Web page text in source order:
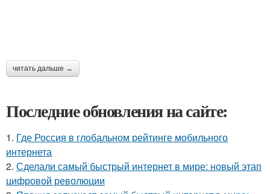
читать дальше →
Последние обновления на сайте:
1. Где Россия в глобальном рейтинге мобильного
интернета
2. Сделали самый быстрый интернет в мире: новый этап
цифровой революции